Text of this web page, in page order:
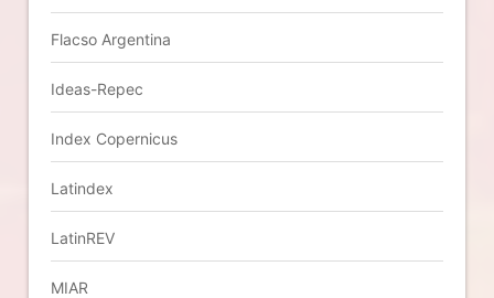
Flacso Argentina
Ideas-Repec
Index Copernicus
Latindex
LatinREV
MIAR